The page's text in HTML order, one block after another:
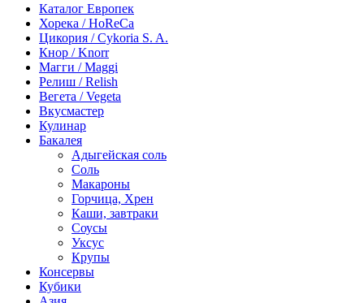
Каталог Европек
Хорека / HoReCa
Цикория / Cykoria S. A.
Кнор / Knorr
Магги / Maggi
Релиш / Relish
Вегета / Vegeta
Вкусмастер
Кулинар
Бакалея
Адыгейская соль
Соль
Макароны
Горчица, Хрен
Каши, завтраки
Соусы
Уксус
Крупы
Консервы
Кубики